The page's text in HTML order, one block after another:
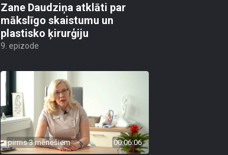
Zane Daudziņa atklāti par
mākslīgo skaistumu un
plastisko ķirurģiju
9. epizode
pirms 3 mēnešiem 00:06:06